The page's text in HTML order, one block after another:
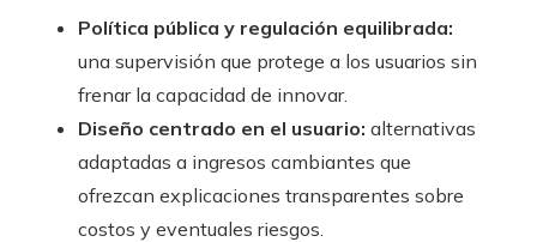
Política pública y regulación equilibrada:
una supervisión que protege a los usuarios sin
frenar la capacidad de innovar.
Diseño centrado en el usuario: alternativas
adaptadas a ingresos cambiantes que
ofrezcan explicaciones transparentes sobre
costos y eventuales riesgos.